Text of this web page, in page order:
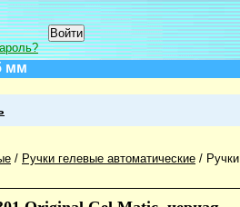
мм
/ Ручки гелевые автоматические / Ручки